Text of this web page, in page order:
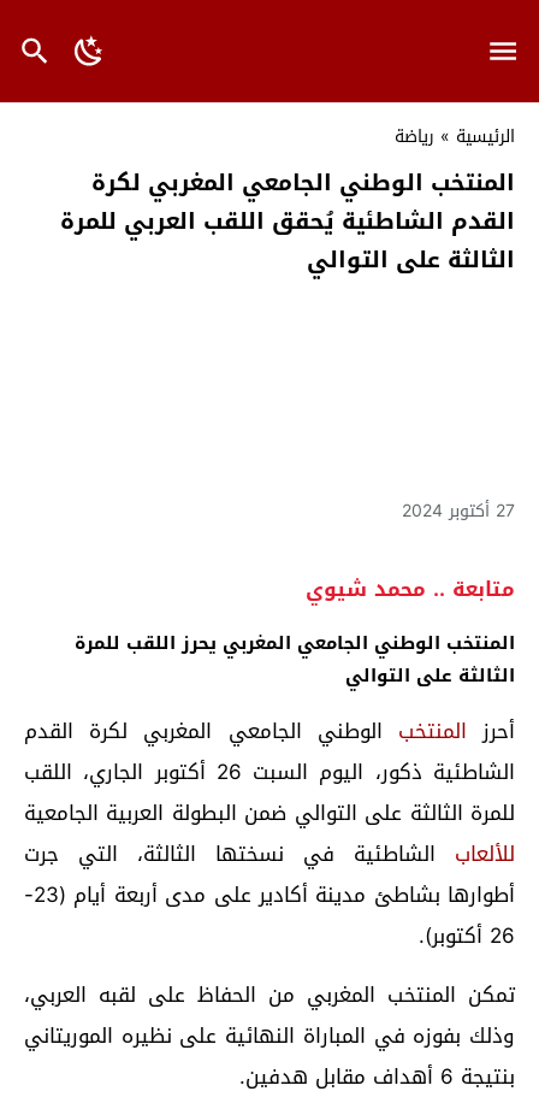
الرئيسية » رياضة
المنتخب الوطني الجامعي المغربي لكرة
القدم الشاطئية يُحقق اللقب العربي للمرة
الثالثة على التوالي
27 أكتوبر 2024
متابعة .. محمد شيوي
المنتخب الوطني الجامعي المغربي يحرز اللقب للمرة
الثالثة على التوالي
أحرز المنتخب الوطني الجامعي المغربي لكرة القدم
الشاطئية ذكور، اليوم السبت 26 أكتوبر الجاري، اللقب
للمرة الثالثة على التوالي ضمن البطولة العربية الجامعية
للألعاب الشاطئية في نسختها الثالثة، التي جرت
أطوارها بشاطئ مدينة أكادير على مدى أربعة أيام (23-
26 أكتوبر).
تمكن المنتخب المغربي من الحفاظ على لقبه العربي،
وذلك بفوزه في المباراة النهائية على نظيره الموريتاني
بنتيجة 6 أهداف مقابل هدفين.